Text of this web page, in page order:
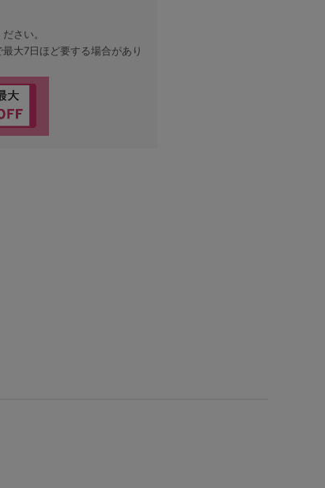
さい。
大7日ほど要する場合があり